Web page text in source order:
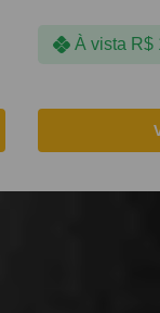
À vista R$